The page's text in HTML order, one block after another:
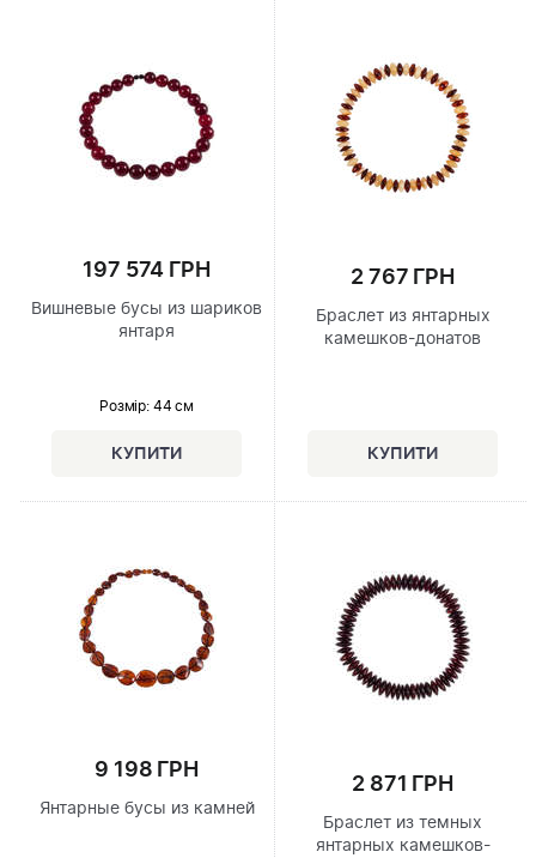
197 574 ГРН
Вишневые бусы из шариков
янтаря
Розмір: 44 см
2 767 ГРН
Браслет из янтарных
камешков-донатов
9 198 ГРН
Янтарные бусы из камней
2 871 ГРН
Браслет из темных
янтарных камешков-